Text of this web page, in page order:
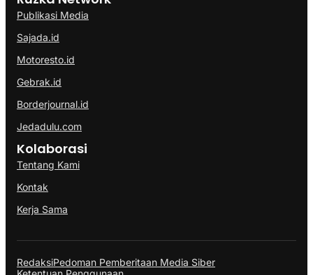
Publikasi Media
Sajada.id
Motoresto.id
Gebrak.id
Borderjournal.id
Jedadulu.com
Kolaborasi
Tentang Kami
Kontak
Kerja Sama
RedaksiPedoman Pemberitaan Media Siber